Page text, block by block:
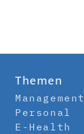
Themen
Management
Personal
E-Health